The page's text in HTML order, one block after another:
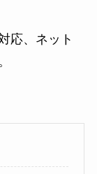
応、ネット